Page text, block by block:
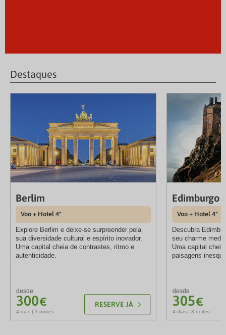
Destaques
Berlim
Voo + Hotel 4*
Explore Berlim e deixe-se surpreender pela
sua diversidade cultural e espírito inovador.
Uma capital cheia de contrastes, ritmo e
autenticidade.
desde
300€
4 dias | 3 noites
RESERVE JÁ
Edimburgo
Voo + Hotel 4*
Descubra
seu charme
Uma capital
paisagens
desde
305€
4 dias | 3 noites